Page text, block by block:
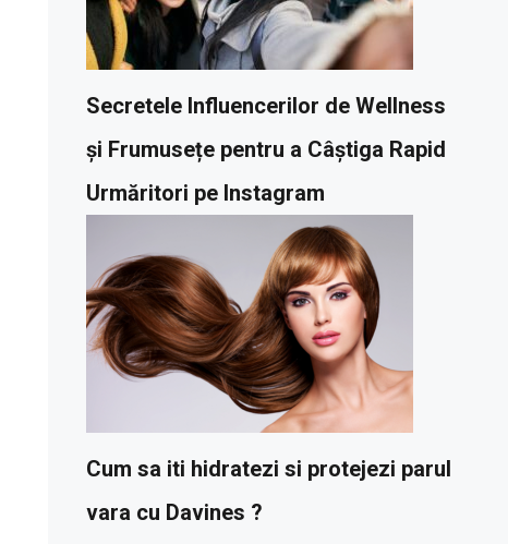
Secretele Influencerilor de Wellness
și Frumusețe pentru a Câștiga Rapid
Urmăritori pe Instagram
Cum sa iti hidratezi si protejezi parul
vara cu Davines ?